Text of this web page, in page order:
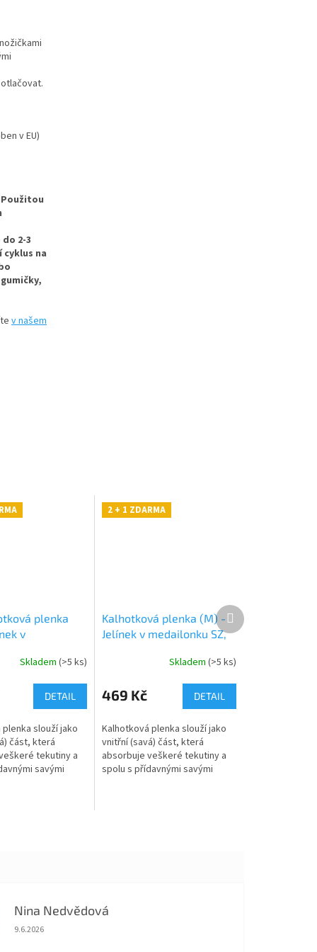
v EU)
Použitou
2-3
na
v našem
plenka
v
Skladem(>5 ks)
DETAIL
slouží jako
část, která
tekutiny a
savými
2 + 1 ZDARMA
Kalhotková plenka (M) -
Jelínek v medailonku SZ,
Skladem (>5 ks)
469 Kč DETAIL
Kalhotková plenka slouží jako
vnitřní (savá) část, která
absorbuje veškeré tekutiny a
spolu s přídavnými savými
Další
produkt
Nina Nedvědová
Hodnocení obchodu je 5 z 5 hvězdiček.
9.6.2026